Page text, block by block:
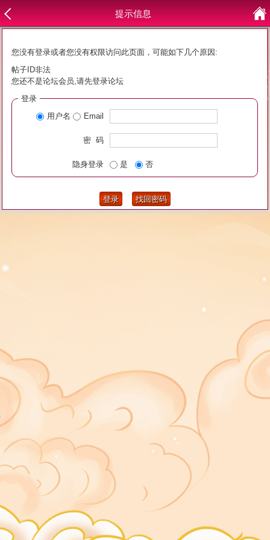
提示信息
您没有登录或者您没有权限访问此页面，可能如下几个原因:
帖子ID非法
您还不是论坛会员,请先登录论坛
登录
用户名
Email
密 码
隐身登录 是 否